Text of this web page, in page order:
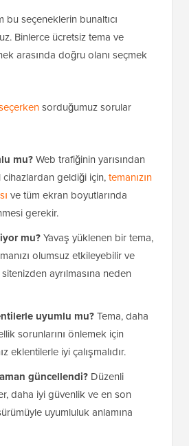
bu seçeneklerin bunaltıcı
Binlerce ücretsiz tema ve
arasında doğru olanı seçmek
sorduğumuz sorular
mu?Web trafiğinin yarısından
cihazlardan geldiği için,temanızın
ve tüm ekran boyutlarında
gerekir.
mu?Yavaş yüklenen bir tema,
olumsuz etkileyebilir ve
ayrılmasına neden
uyumlu mu?Tema, daha
sorunlarını önlemek için
eklentilerle iyi çalışmalıdır.
güncellendi? Düzenli
daha iyi güvenlik ve en son
uyumluluk anlamına